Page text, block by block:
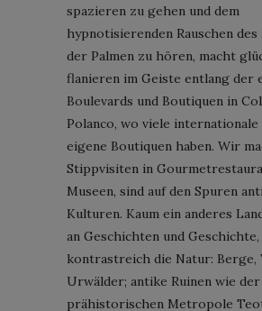
spazieren zu gehen und dem
hypnotisierenden Rauschen des
der Palmen zu hören, macht
flanieren im Geiste entlang der
Boulevards und Boutiquen in
Polanco, wo viele
eigene Boutiquen haben. Wir
Stippvisiten in
Museen, sind auf den Spuren
Kulturen. Kaum ein anderes
an Geschichten und Geschichte,
kontrastreich die Natur: Berge,
Urwälder; antike Ruinen wie der
prähistorischen Metropole